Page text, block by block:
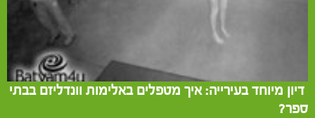
דיון מיוחד בעירייה: איך מטפלים באלימות וונדליזם בבתי
ספר?